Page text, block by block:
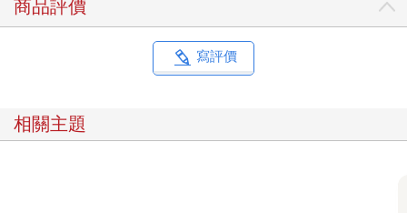
商品評價
寫評價
相關主題